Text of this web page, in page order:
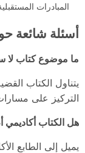
المبادرات
أسئلة شائعة
ما موضوع كتاب لا
يتناول الكتاب
التركيز على
هل الكتاب أكاديمي
يميل إلى الطابع